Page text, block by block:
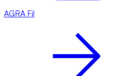
AGRA Fil